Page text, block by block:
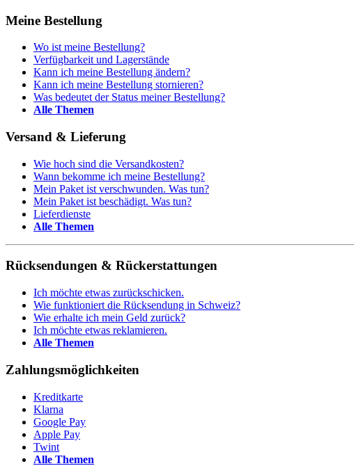
Meine Bestellung
Wo ist meine Bestellung?
Verfügbarkeit und Lagerstände
Kann ich meine Bestellung ändern?
Kann ich meine Bestellung stornieren?
Was bedeutet der Status meiner Bestellung?
Alle Themen
Versand & Lieferung
Wie hoch sind die Versandkosten?
Wann bekomme ich meine Bestellung?
Mein Paket ist verschwunden. Was tun?
Mein Paket ist beschädigt. Was tun?
Lieferdienste
Alle Themen
Rücksendungen & Rückerstattungen
Ich möchte etwas zurückschicken.
Wie funktioniert die Rücksendung in Schweiz?
Wie erhalte ich mein Geld zurück?
Ich möchte etwas reklamieren.
Alle Themen
Zahlungsmöglichkeiten
Kreditkarte
Klarna
Google Pay
Apple Pay
Twint
Alle Themen